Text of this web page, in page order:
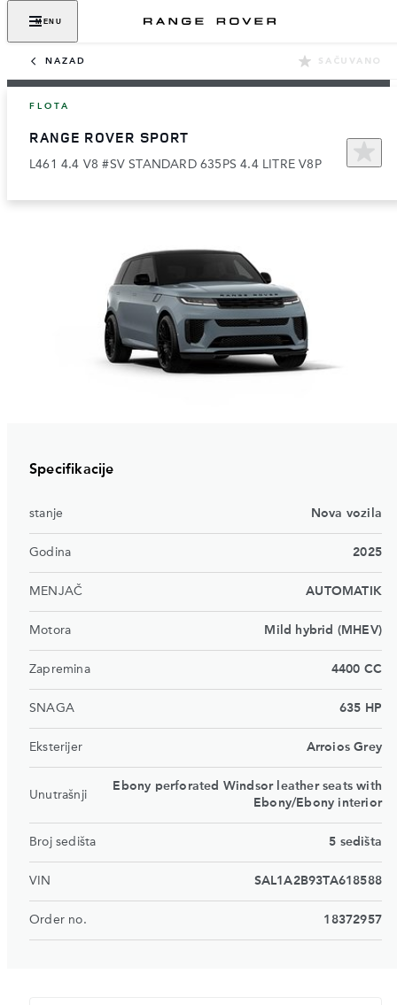
MENU
NAZAD SAČUVANO
FLOTA
RANGE ROVER SPORT
L461 4.4 V8 #SV STANDARD 635PS 4.4 LITRE V8P​
Specifikacije
stanje Nova vozila
Godina 2025
MENJAČ AUTOMATIK
Motora Mild hybrid (MHEV)
Zapremina 4400 CC
SNAGA 635 HP
Eksterijer Arroios Grey
Unutrašnji
Ebony perforated Windsor leather seats with
Ebony/Ebony interior
Broj sedišta 5 sedišta
VIN SAL1A2B93TA618588
Order no. 18372957